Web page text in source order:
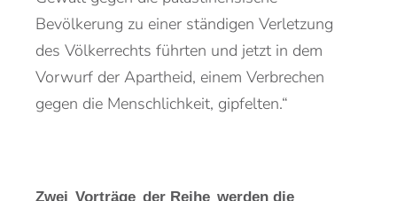
Bevölkerung zu einer ständigen Verletzung
des Völkerrechts führten und jetzt in dem
Vorwurf der Apartheid, einem Verbrechen
gegen die Menschlichkeit, gipfelten.“
Zwei Vorträge der Reihe werden die